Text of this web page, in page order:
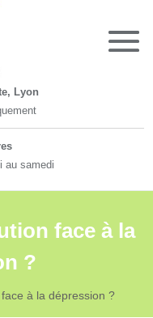
Lyon
au samedi
face à la
?
à la dépression ?